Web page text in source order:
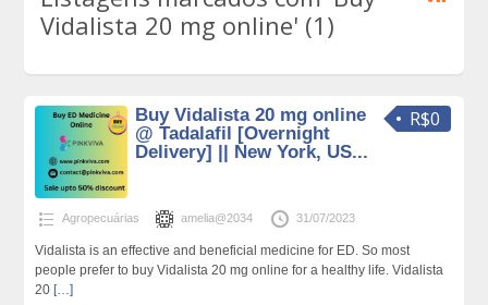
Vidalista 20 mg online' (1)
R$0
Buy Vidalista 20 mg online
@ Tadalafil [Overnight
Delivery] || New York, US...
Agropecuárias amelia@2034 31/07/2023
Vidalista is an effective and beneficial medicine for ED. So most
people prefer to buy Vidalista 20 mg online for a healthy life. Vidalista
20 […]